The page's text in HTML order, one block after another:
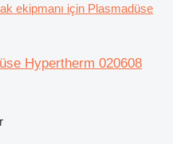
ekipmanı için Plasmadüse
Hypertherm 020608